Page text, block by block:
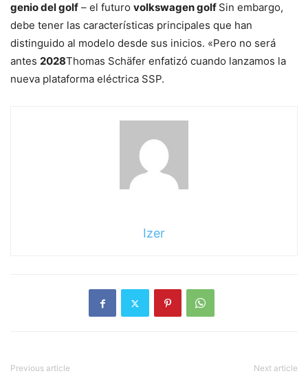
genio del golf – el futuro volkswagen golf Sin embargo,
debe tener las características principales que han
distinguido al modelo desde sus inicios. «Pero no será
antes 2028Thomas Schäfer enfatizó cuando lanzamos la
nueva plataforma eléctrica SSP.
Izer
Previous article Next article